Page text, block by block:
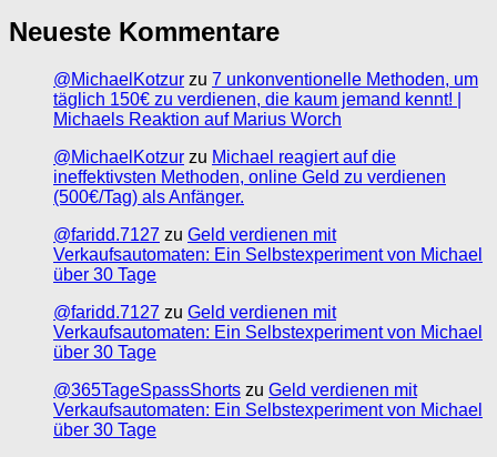
Neueste Kommentare
@MichaelKotzur zu 7 unkonventionelle Methoden, um
täglich 150€ zu verdienen, die kaum jemand kennt! |
Michaels Reaktion auf Marius Worch
@MichaelKotzur zu Michael reagiert auf die
ineffektivsten Methoden, online Geld zu verdienen
(500€/Tag) als Anfänger.
@faridd.7127 zu Geld verdienen mit
Verkaufsautomaten: Ein Selbstexperiment von Michael
über 30 Tage
@faridd.7127 zu Geld verdienen mit
Verkaufsautomaten: Ein Selbstexperiment von Michael
über 30 Tage
@365TageSpassShorts zu Geld verdienen mit
Verkaufsautomaten: Ein Selbstexperiment von Michael
über 30 Tage